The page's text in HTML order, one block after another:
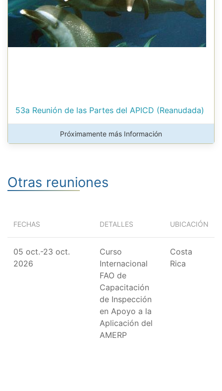
53a Reunión de las Partes del APICD (Reanudada)
Próximamente más Información
Otras reuniones
FECHAS DETALLES UBICACIÓN
05 oct.-23 oct.
2026
Curso
Internacional
FAO de
Capacitación
de Inspección
en Apoyo a la
Aplicación del
AMERP
Costa
Rica